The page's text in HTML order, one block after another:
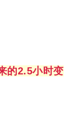
的2.5小时变